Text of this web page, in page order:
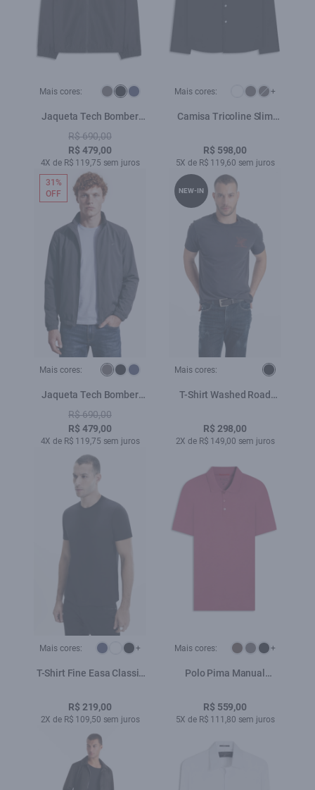
Mais cores:
Jaqueta Tech Bomber
Hood Preto
R$ 690,00
R$ 479,00
4X de R$ 119,75 sem juros
Mais cores: +
Camisa Tricoline Slim
R$ 598,00
5X de R$ 119,60 sem juros
Mais cores:
Jaqueta Tech Bomber
Hood Grafite
R$ 690,00
R$ 479,00
4X de R$ 119,75 sem juros
31%
OFF
Mais cores:
T-Shirt Washed Road
R$ 298,00
2X de R$ 149,00 sem juros
NEW-IN
Mais cores: +
T-Shirt Fine Easa Classic
R$ 219,00
2X de R$ 109,50 sem juros
Mais cores: +
Polo Pima Manual
R$ 559,00
5X de R$ 111,80 sem juros